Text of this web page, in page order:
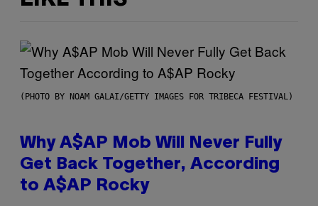
(PHOTO BY NOAM GALAI/GETTY IMAGES FOR TRIBECA FESTIVAL)
Why A$AP Mob Will Never Fully
Get Back Together, According
to A$AP Rocky